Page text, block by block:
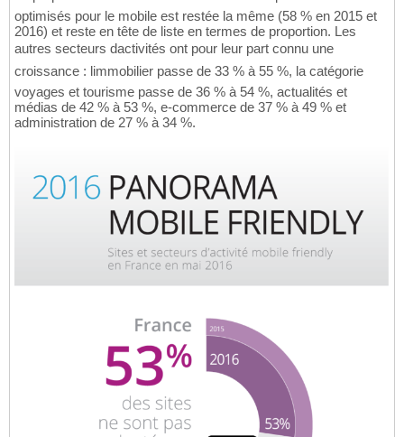
optimisés pour le mobile est restée la même (58 % en 2015 et
2016) et reste en tête de liste en termes de proportion. Les
autres secteurs dactivités ont pour leur part connu une
croissance : limmobilier passe de 33 % à 55 %, la catégorie
voyages et tourisme passe de 36 % à 54 %, actualités et
médias de 42 % à 53 %, e-commerce de 37 % à 49 % et
administration de 27 % à 34 %.